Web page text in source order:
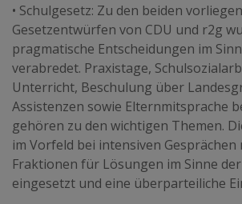
• Schulgesetz: Zu den beiden
Gesetzentwürfen von CDU und r2g
pragmatische Entscheidungen im
verabredet. Praxistage,
Unterricht, Beschulung über
Assistenzen sowie Elternmitsprache
gehören zu den wichtigen Themen.
im Vorfeld bei intensiven Gesprächen
Fraktionen für Lösungen im Sinne
eingesetzt und eine überparteiliche